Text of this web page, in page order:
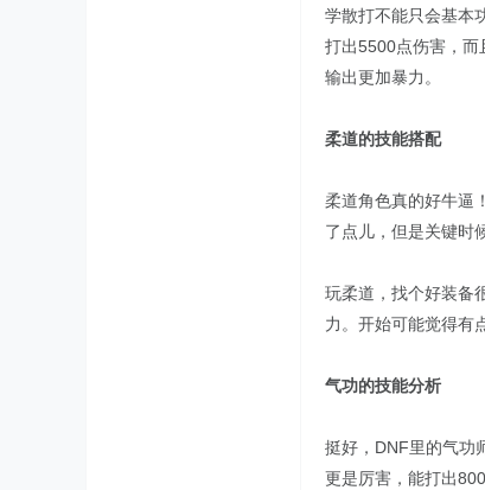
学散打不能只会基本
打出5500点伤害，而
输出更加暴力。
柔道的技能搭配
柔道角色真的好牛逼
了点儿，但是关键时
玩柔道，找个好装备
力。开始可能觉得有
气功的技能分析
挺好，DNF里的气功
更是厉害，能打出